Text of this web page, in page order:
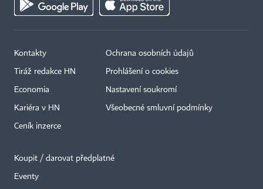
Kontakty
Tiráž redakce HN
Economia
Kariéra v HN
Ceník inzerce
Ochrana osobních údajů
Prohlášení o cookies
Nastavení soukromí
Všeobecné smluvní podmínky
Koupit / darovat předplatné
Eventy